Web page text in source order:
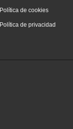
Política de cookies
Política de privacidad